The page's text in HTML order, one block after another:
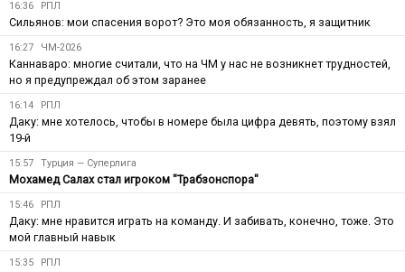
16:36 РПЛ
Сильянов: мои спасения ворот? Это моя обязанность, я защитник
16:27 ЧМ-2026
Каннаваро: многие считали, что на ЧМ у нас не возникнет трудностей,
но я предупреждал об этом заранее
16:14 РПЛ
Даку: мне хотелось, чтобы в номере была цифра девять, поэтому взял
19-й
15:57 Турция — Суперлига
Мохамед Салах стал игроком "Трабзонспора"
15:46 РПЛ
Даку: мне нравится играть на команду. И забивать, конечно, тоже. Это
мой главный навык
15:35 РПЛ